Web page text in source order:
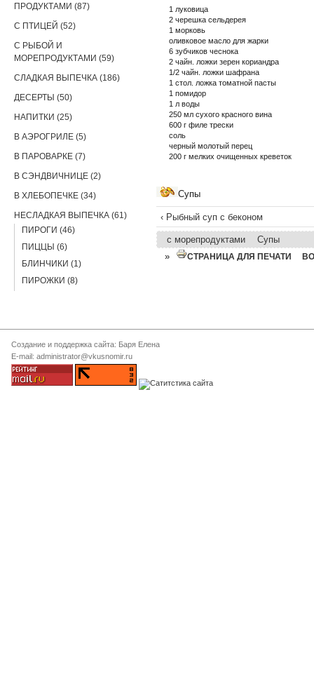
1 луковица
2 черешка сельдерея
1 морковь
оливковое масло для жарки
6 зубчиков чеснока
2 чайн. ложки зерен кориандра
1/2 чайн. ложки шафрана
1 стол. ложка томатной пасты
1 помидор
1 л воды
250 мл сухого красного вина
600 г филе трески
соль
черный молотый перец
200 г мелких очищенных креветок
Супы
‹ Рыбный суп с беконом
с морепродуктами
Супы
»
СТРАНИЦА ДЛЯ ПЕЧАТИ
ПРОДУКТАМИ (87)
С ПТИЦЕЙ (52)
С РЫБОЙ И
МОРЕПРОДУКТАМИ (59)
СЛАДКАЯ ВЫПЕЧКА (186)
ДЕСЕРТЫ (50)
НАПИТКИ (25)
В АЭРОГРИЛЕ (5)
В ПАРОВАРКЕ (7)
В СЭНДВИЧНИЦЕ (2)
В ХЛЕБОПЕЧКЕ (34)
НЕСЛАДКАЯ ВЫПЕЧКА (61)
ПИРОГИ (46)
ПИЦЦЫ (6)
БЛИНЧИКИ (1)
ПИРОЖКИ (8)
Создание и поддержка сайта: Баря Елена
E-mail: administrator@vkusnomir.ru